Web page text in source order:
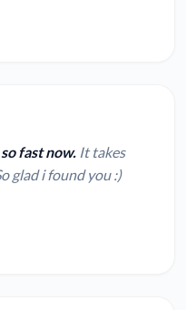
fast now. It takes
glad i found you :)